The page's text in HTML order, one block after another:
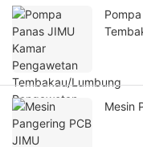
Mesin